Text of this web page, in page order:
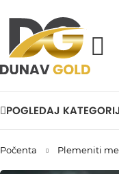
POGLEDAJ
Počenta Plemeniti